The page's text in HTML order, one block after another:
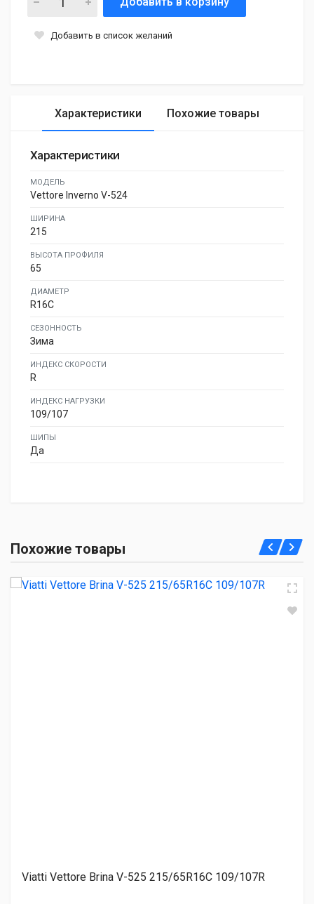
Добавить в список желаний
Характеристики Похожие товары
Характеристики
МОДЕЛЬ
Vettore Inverno V-524
ШИРИНА
215
ВЫСОТА ПРОФИЛЯ
65
ДИАМЕТР
R16C
СЕЗОННОСТЬ
Зима
ИНДЕКС СКОРОСТИ
R
ИНДЕКС НАГРУЗКИ
109/107
ШИПЫ
Да
Attar W03 215/65R16C 109/107R
Похожие товары
Viatti Vettore Brina V-525 215/65R16C 109/107R